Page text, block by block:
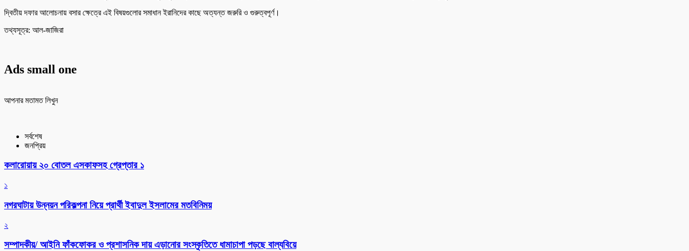
দ্বিতীয় দফার আলোচনায় বসার ক্ষেত্রে এই বিষয়গুলোর সমাধান ইরানিদের কাছে অত্যন্ত জরুরি ও গুরুত্বপূর্ণ।
তথ্যসূত্র: আল-জাজিরা
Ads small one
আপনার মতামত লিখুন
সর্বশেষ
জনপ্রিয়
কলারোয়ায় ২০ বোতল এসকাফসহ গ্রেপ্তার ১
১
নগরঘাটায় উন্নয়ন পরিকল্পনা নিয়ে প্রার্থী ইবাদুল ইসলামের মতবিনিময়
২
সম্পাদকীয়/ আইনি ফাঁকফোকর ও প্রশাসনিক দায় এড়ানোর সংস্কৃতিতে ধামাচাপা পড়ছে বাল্যবিয়ে